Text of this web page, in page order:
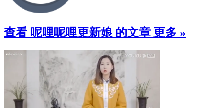
查看 呢哩呢哩更新娘 的文章 更多 »